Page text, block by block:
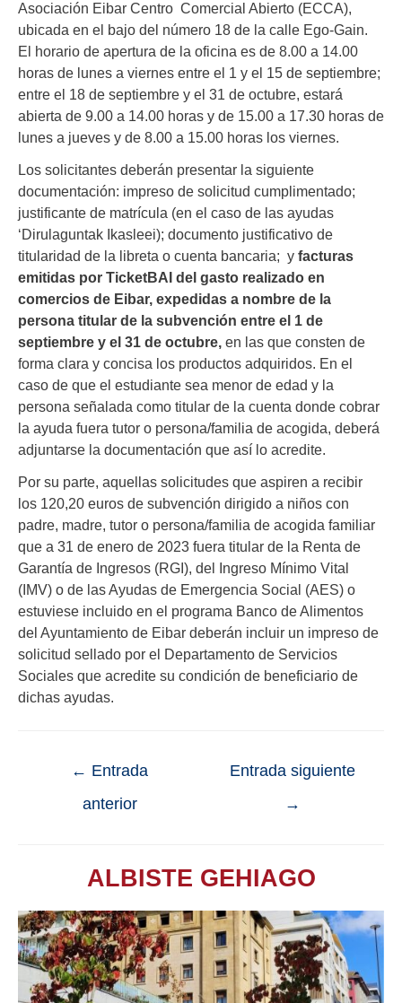
Asociación Eibar Centro Comercial Abierto (ECCA),
ubicada en el bajo del número 18 de la calle Ego-Gain.
El horario de apertura de la oficina es de 8.00 a 14.00
horas de lunes a viernes entre el 1 y el 15 de septiembre;
entre el 18 de septiembre y el 31 de octubre, estará
abierta de 9.00 a 14.00 horas y de 15.00 a 17.30 horas de
lunes a jueves y de 8.00 a 15.00 horas los viernes.
Los solicitantes deberán presentar la siguiente
documentación: impreso de solicitud cumplimentado;
justificante de matrícula (en el caso de las ayudas
‘Dirulaguntak Ikasleei); documento justificativo de
titularidad de la libreta o cuenta bancaria; y facturas
emitidas por TicketBAI del gasto realizado en
comercios de Eibar, expedidas a nombre de la
persona titular de la subvención entre el 1 de
septiembre y el 31 de octubre, en las que consten de
forma clara y concisa los productos adquiridos. En el
caso de que el estudiante sea menor de edad y la
persona señalada como titular de la cuenta donde cobrar
la ayuda fuera tutor o persona/familia de acogida, deberá
adjuntarse la documentación que así lo acredite.
Por su parte, aquellas solicitudes que aspiren a recibir
los 120,20 euros de subvención dirigido a niños con
padre, madre, tutor o persona/familia de acogida familiar
que a 31 de enero de 2023 fuera titular de la Renta de
Garantía de Ingresos (RGI), del Ingreso Mínimo Vital
(IMV) o de las Ayudas de Emergencia Social (AES) o
estuviese incluido en el programa Banco de Alimentos
del Ayuntamiento de Eibar deberán incluir un impreso de
solicitud sellado por el Departamento de Servicios
Sociales que acredite su condición de beneficiario de
dichas ayudas.
← Entrada
anterior
Entrada siguiente
→
ALBISTE GEHIAGO